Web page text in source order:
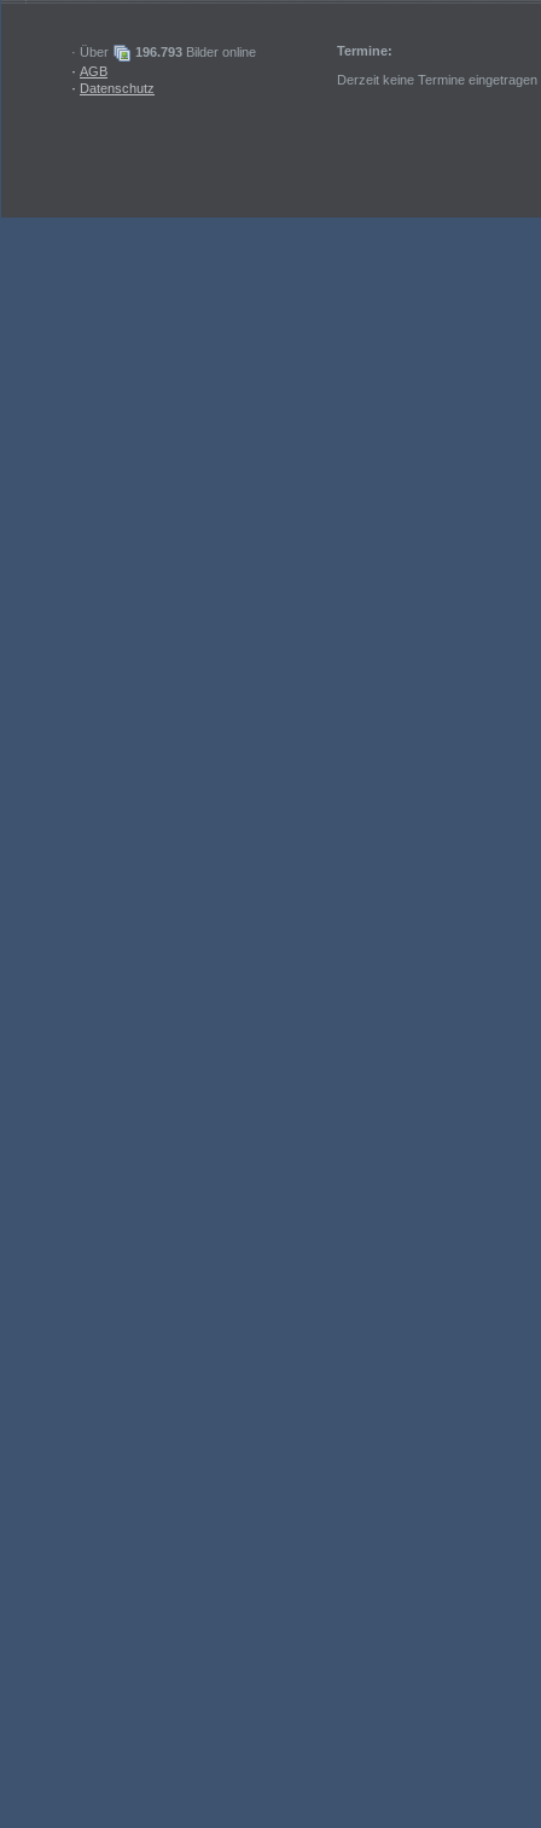
· Über 196.793 Bilder online
· AGB
· Datenschutz
Termine:
Derzeit keine Termine eingetragen